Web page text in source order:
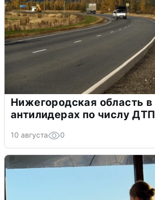
Нижегородская область в
антилидерах по числу ДТП
10 августа 0